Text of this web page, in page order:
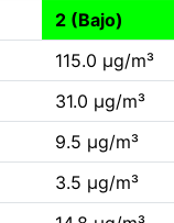
2 (Bajo)
115.0 µg/m³
31.0 µg/m³
9.5 µg/m³
3.5 µg/m³